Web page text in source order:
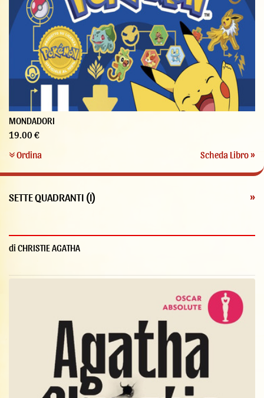
MONDADORI
19.00 €
Ordina
Scheda Libro »
SETTE QUADRANTI (I) »
di CHRISTIE AGATHA